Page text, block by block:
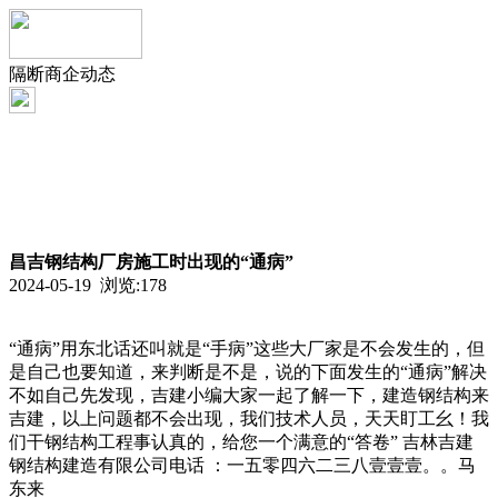
隔断商企动态
昌吉钢结构厂房施工时出现的“通病”
2024-05-19 浏览:178
“通病”用东北话还叫就是“手病”这些大厂家是不会发生的，但
是自己也要知道，来判断是不是，说的下面发生的“通病”解决
不如自己先发现，吉建小编大家一起了解一下，建造钢结构来
吉建，以上问题都不会出现，我们技术人员，天天盯工幺！我
们干钢结构工程事认真的，给您一个满意的“答卷” 吉林吉建
钢结构建造有限公司电话 ：一五零四六二三八壹壹壹。。马
东来